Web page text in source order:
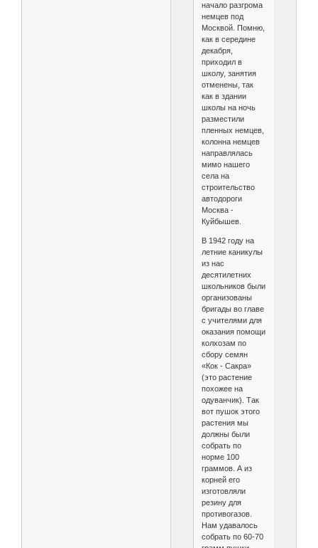
начало разгрома
немцев под
Москвой. Помню,
как в середине
декабря,
приходил в
школу, занятия
отменены, так
как в здании
школы на ночь
разместили
пленных немцев,
колонна немцев
направлялась
мимо нашего
села на
строительство
автодороги
Москва -
Куйбышев.
В 1942 году на
летние каникулы
из нас
десятилетних
школьников были
организованы
бригады во главе
с учителями для
оказания помощи
колхозам по
сбору семян
«Кок - Сакра»
(это растение
похожее на
одуванчик). Так
вот пушок этого
растения мы
должны были
собрать по
норме 100
граммов. А из
корней его
изготовляли
резину для
противогазов.
Нам удавалось
собрать по 60-70